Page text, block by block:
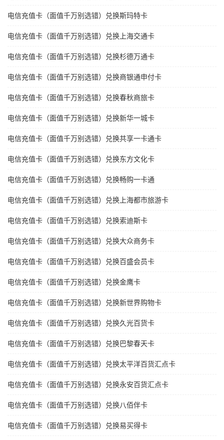
电信充值卡（面值千万别选错）兑换斯玛特卡
电信充值卡（面值千万别选错）兑换上海交通卡
电信充值卡（面值千万别选错）兑换杉德万通卡
电信充值卡（面值千万别选错）兑换商银通申付卡
电信充值卡（面值千万别选错）兑换春秋商旅卡
电信充值卡（面值千万别选错）兑换新华一城卡
电信充值卡（面值千万别选错）兑换共享一卡通卡
电信充值卡（面值千万别选错）兑换东方文化卡
电信充值卡（面值千万别选错）兑换畅购一卡通
电信充值卡（面值千万别选错）兑换上海都市旅游卡
电信充值卡（面值千万别选错）兑换索迪斯卡
电信充值卡（面值千万别选错）兑换大众商务卡
电信充值卡（面值千万别选错）兑换百盛会员卡
电信充值卡（面值千万别选错）兑换金鹰卡
电信充值卡（面值千万别选错）兑换新世界购物卡
电信充值卡（面值千万别选错）兑换久光百货卡
电信充值卡（面值千万别选错）兑换巴黎春天卡
电信充值卡（面值千万别选错）兑换太平洋百货汇点卡
电信充值卡（面值千万别选错）兑换永安百货汇点卡
电信充值卡（面值千万别选错）兑换八佰伴卡
电信充值卡（面值千万别选错）兑换易买得卡